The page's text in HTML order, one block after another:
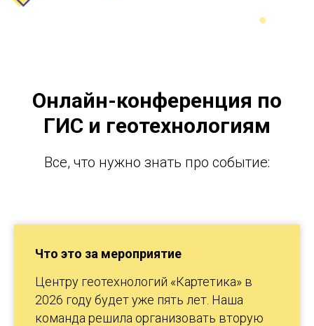
Онлайн-конференция по
ГИС и геотехнологиям
Все, что нужно знать про событие:
Что это за мероприятие
Центру геотехнологий «Картетика» в
2026 году будет уже пять лет. Наша
команда решила организовать вторую